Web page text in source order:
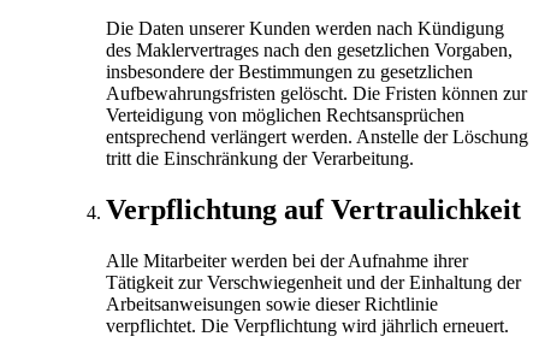
Die Daten unserer Kunden werden nach Kündigung
des Maklervertrages nach den gesetzlichen Vorgaben,
insbesondere der Bestimmungen zu gesetzlichen
Aufbewahrungs­fristen gelöscht. Die Fristen können zur
Verteidigung von möglichen Rechtsansprüchen
entsprechend verlängert werden. Anstelle der Löschung
tritt die Einschränkung der Verarbeitung.
Verpflichtung auf Vertraulichkeit
Alle Mitarbeiter werden bei der Aufnahme ihrer
Tätigkeit zur Verschwiegenheit und der Einhaltung der
Arbeitsanweisungen sowie dieser Richtlinie
verpflichtet. Die Verpflichtung wird jährlich erneuert.